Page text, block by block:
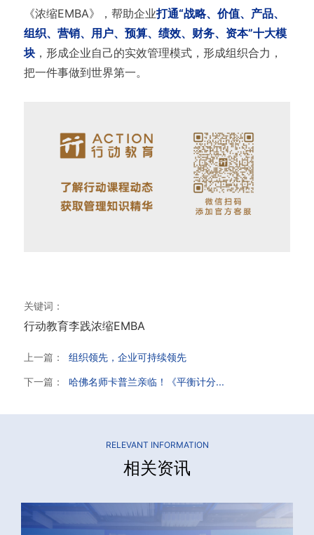
《浓缩EMBA》，帮助企业打通“战略、价值、产品、
组织、营销、用户、预算、绩效、财务、资本”十大模
块，形成企业自己的实效管理模式，形成组织合力，
把一件事做到世界第一。
关键词：
行动教育李践浓缩EMBA
上一篇： 组织领先，企业可持续领先
下一篇： 哈佛名师卡普兰亲临！《平衡计分...
RELEVANT INFORMATION
相关资讯